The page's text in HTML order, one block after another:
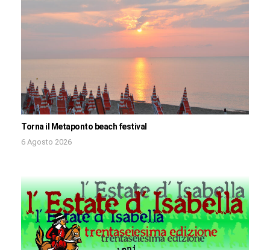
Torna il Metaponto beach festival
6 Agosto 2026